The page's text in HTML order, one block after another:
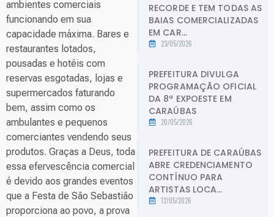
ambientes comerciais
funcionando em sua
capacidade máxima. Bares e
restaurantes lotados,
pousadas e hotéis com
reservas esgotadas, lojas e
supermercados faturando
bem, assim como os
ambulantes e pequenos
comerciantes vendendo seus
produtos. Graças a Deus, toda
essa efervescência comercial
é devido aos grandes eventos
que a Festa de São Sebastião
proporciona ao povo, a prova
RECORDE E TEM TODAS AS
BAIAS COMERCIALIZADAS
EM CAR...
23/05/2026
PREFEITURA DIVULGA
PROGRAMAÇÃO OFICIAL
DA 8ª EXPOESTE EM
CARAÚBAS
20/05/2026
PREFEITURA DE CARAÚBAS
ABRE CREDENCIAMENTO
CONTÍNUO PARA
ARTISTAS LOCA...
12/05/2026